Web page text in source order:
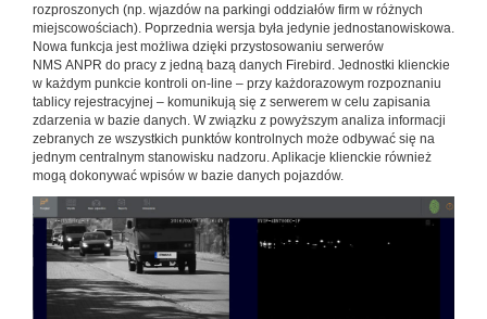
rozproszonych (np. wjazdów na parkingi oddziałów firm w różnych
miejscowościach). Poprzednia wersja była jedynie jednostanowiskowa.
Nowa funkcja jest możliwa dzięki przystosowaniu serwerów
NMS ANPR do pracy z jedną bazą danych Firebird. Jednostki klienckie
w każdym punkcie kontroli on-line – przy każdorazowym rozpoznaniu
tablicy rejestracyjnej – komunikują się z serwerem w celu zapisania
zdarzenia w bazie danych. W związku z powyższym analiza informacji
zebranych ze wszystkich punktów kontrolnych może odbywać się na
jednym centralnym stanowisku nadzoru. Aplikacje klienckie również
mogą dokonywać wpisów w bazie danych pojazdów.